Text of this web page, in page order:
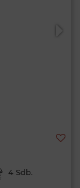
4 Sdb.